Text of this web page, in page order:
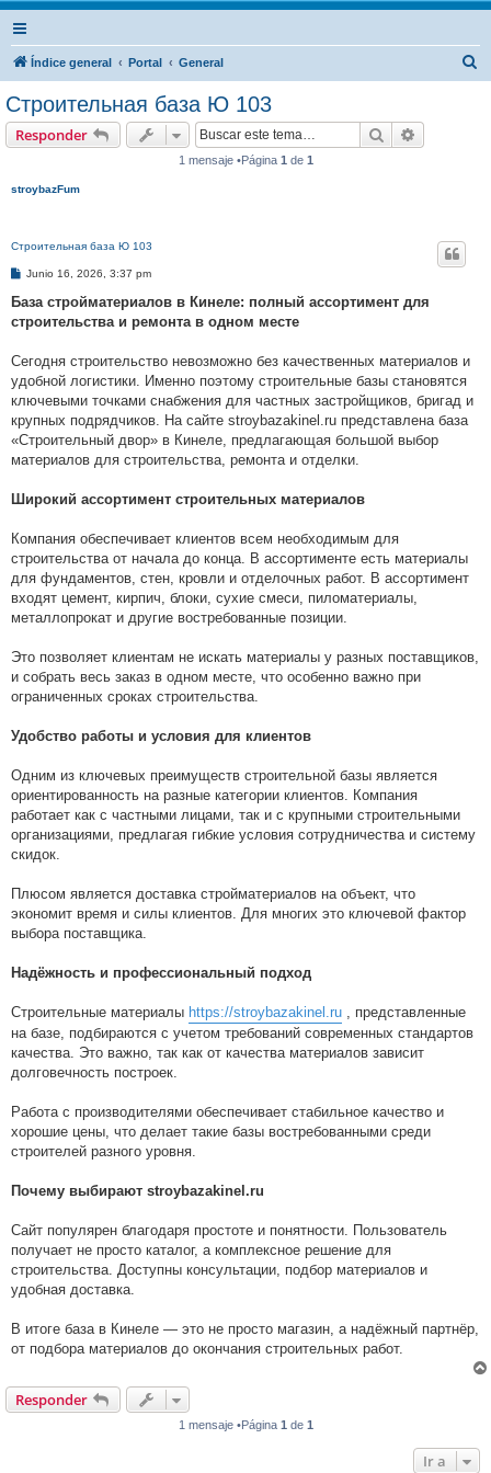
Índice general Portal General
Строительная база Ю 103
Responder Buscar
1 mensaje •Página 1 de 1
stroybazFum
Строительная база Ю 103
M
n
a
Junio 16, 2026, 3:37 pm
База стройматериалов в Кинеле: полный ассортимент для
строительства и ремонта в одном месте
Сегодня строительство невозможно без качественных материалов и
удобной логистики. Именно поэтому строительные базы становятся
ключевыми точками снабжения для частных застройщиков, бригад и
крупных подрядчиков. На сайте stroybazakinel.ru представлена база
«Строительный двор» в Кинеле, предлагающая большой выбор
материалов для строительства, ремонта и отделки.
Широкий ассортимент строительных материалов
Компания обеспечивает клиентов всем необходимым для
строительства от начала до конца. В ассортименте есть материалы
для фундаментов, стен, кровли и отделочных работ. В ассортимент
входят цемент, кирпич, блоки, сухие смеси, пиломатериалы,
металлопрокат и другие востребованные позиции.
Это позволяет клиентам не искать материалы у разных поставщиков,
и собрать весь заказ в одном месте, что особенно важно при
ограниченных сроках строительства.
Удобство работы и условия для клиентов
Одним из ключевых преимуществ строительной базы является
ориентированность на разные категории клиентов. Компания
работает как с частными лицами, так и с крупными строительными
организациями, предлагая гибкие условия сотрудничества и систему
скидок.
Плюсом является доставка стройматериалов на объект, что
экономит время и силы клиентов. Для многих это ключевой фактор
выбора поставщика.
Надёжность и профессиональный подход
Строительные материалы https://stroybazakinel.ru , представленные
на базе, подбираются с учетом требований современных стандартов
качества. Это важно, так как от качества материалов зависит
долговечность построек.
Работа с производителями обеспечивает стабильное качество и
хорошие цены, что делает такие базы востребованными среди
строителей разного уровня.
Почему выбирают stroybazakinel.ru
Сайт популярен благодаря простоте и понятности. Пользователь
получает не просто каталог, а комплексное решение для
строительства. Доступны консультации, подбор материалов и
удобная доставка.
В итоге база в Кинеле — это не просто магазин, а надёжный партнёр,
от подбора материалов до окончания строительных работ.
Responder
1 mensaje •Página 1 de 1
Ir a